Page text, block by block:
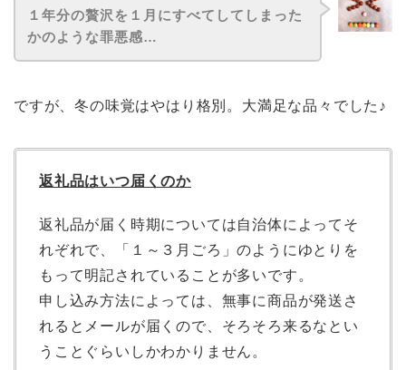
１年分の贅沢を１月にすべてしてしまった
かのような罪悪感…
ですが、冬の味覚はやはり格別。大満足な品々でした♪
返礼品はいつ届くのか
返礼品が届く時期については自治体によってそ
れぞれで、「１～３月ごろ」のようにゆとりを
もって明記されていることが多いです。
申し込み方法によっては、無事に商品が発送さ
れるとメールが届くので、そろそろ来るなとい
うことぐらいしかわかりません。